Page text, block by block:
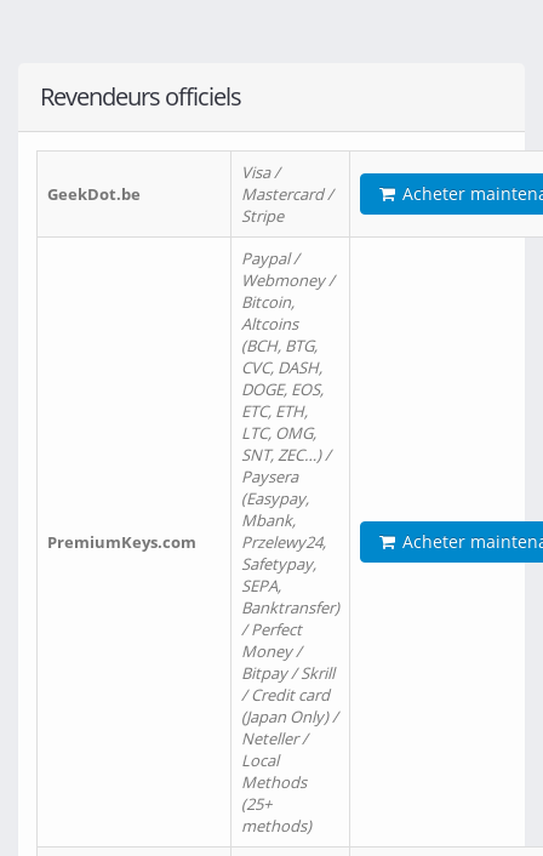
Revendeurs officiels
GeekDot.be
Visa /
Mastercard /
Stripe
Acheter
PremiumKeys.com
Paypal /
Webmoney /
Bitcoin,
Altcoins
(BCH, BTG,
CVC, DASH,
DOGE, EOS,
ETC, ETH,
LTC, OMG,
SNT, ZEC…) /
Paysera
(Easypay,
Mbank,
Przelewy24,
Safetypay,
SEPA,
Banktransfer)
/ Perfect
Money /
Bitpay / Skrill
/ Credit card
(Japan Only) /
Neteller /
Local
Methods
(25+
methods)
Acheter